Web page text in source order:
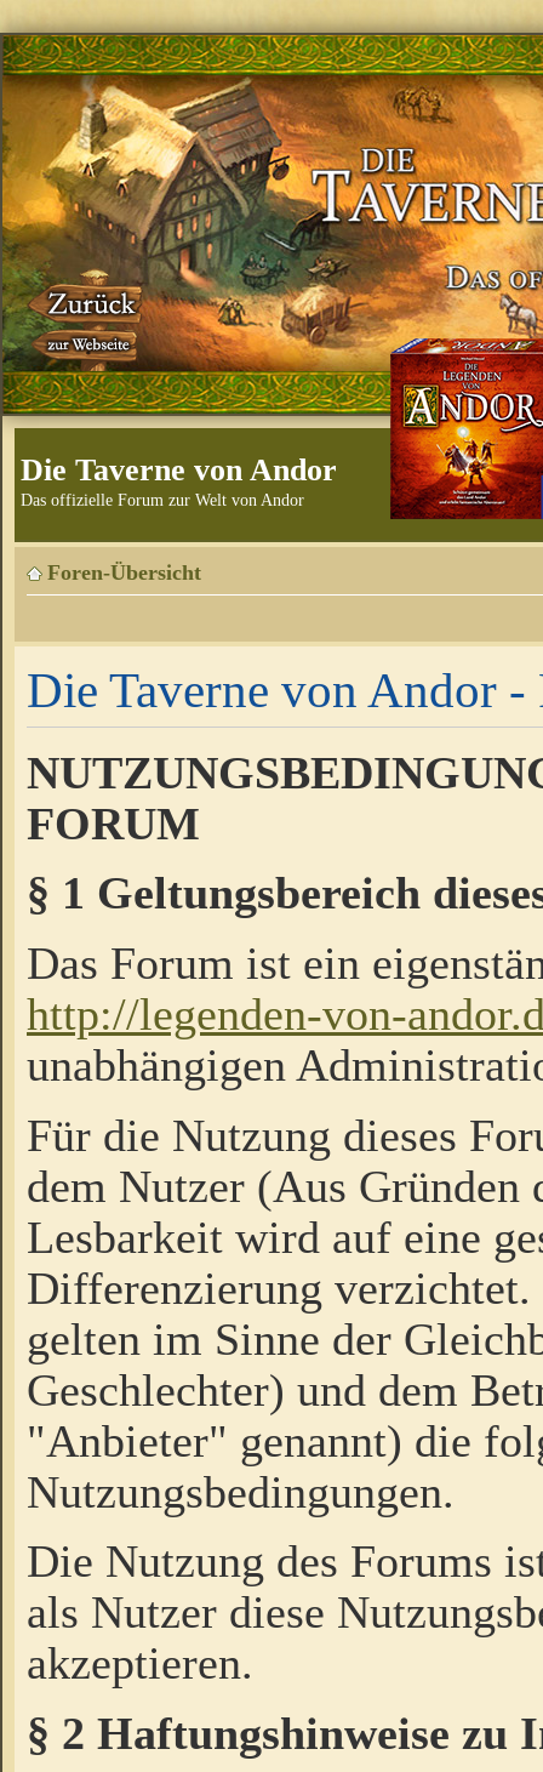
Die Taverne von Andor
Das offizielle Forum zur Welt von Andor
Foren-Übersicht
Die Taverne von Andor -
FORUM
§ 1 Geltungsbereich
Das Forum ist ein
http://legenden-von-
unabhängigen
Für die Nutzung dieses
dem Nutzer (Aus Gründen
Lesbarkeit wird auf eine
Differenzierung
gelten im Sinne der
Geschlechter) und dem
"Anbieter" genannt) die
Nutzungsbedingungen.
Die Nutzung des Forums
als Nutzer diese
akzeptieren.
§ 2 Haftungshinweise zu